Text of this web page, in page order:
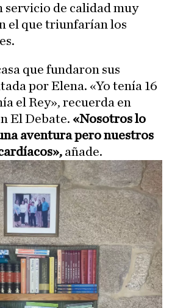
servicio de calidad muy
el que triunfarían los
que fundaron sus
por Elena. «Yo tenía 16
el Rey», recuerda en
El Debate. «Nosotros lo
aventura pero nuestros
añade.